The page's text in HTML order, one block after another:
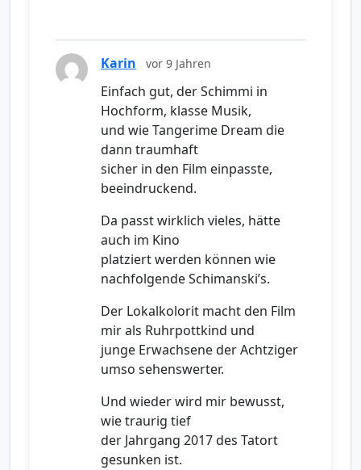
Karin vor 9 Jahren
Einfach gut, der Schimmi in
Hochform, klasse Musik,
und wie Tangerime Dream die
dann traumhaft
sicher in den Film einpasste,
beeindruckend.
Da passt wirklich vieles, hätte
auch im Kino
platziert werden können wie
nachfolgende Schimanski’s.
Der Lokalkolorit macht den Film
mir als Ruhrpottkind und
junge Erwachsene der Achtziger
umso sehenswerter.
Und wieder wird mir bewusst,
wie traurig tief
der Jahrgang 2017 des Tatort
gesunken ist.